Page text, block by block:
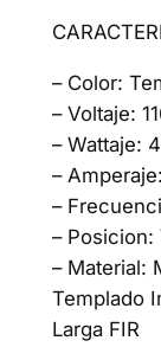
– Color:
– Voltaje:
– Wattaje:
–
–
– Posicion:
– Material:
Templado
Larga FIR